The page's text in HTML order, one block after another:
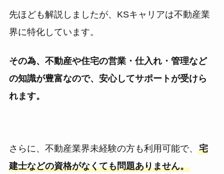
先ほども解説しましたが、KSキャリアは不動産業
界に特化しています。
その為、不動産や住宅の営業・仕入れ・管理など
の知識が豊富なので、安心してサポートが受けら
れます。
さらに、不動産業界未経験の方も利用可能で、 宅
建士などの資格がなくても問題ありません。